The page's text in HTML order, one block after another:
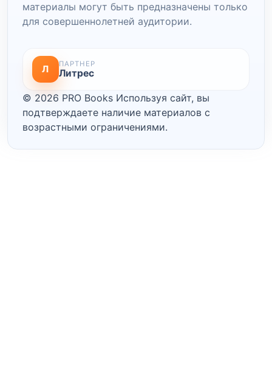
материалы могут быть предназначены только
для совершеннолетней аудитории.
Л ПАРТНЕР
Литрес
© 2026 PRO Books Используя сайт, вы
подтверждаете наличие материалов с
возрастными ограничениями.